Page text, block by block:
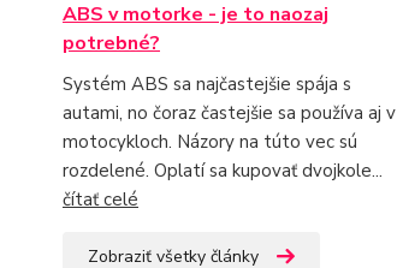
ABS v motorke - je to naozaj
potrebné?
Systém ABS sa najčastejšie spája s
autami, no čoraz častejšie sa používa aj v
motocykloch. Názory na túto vec sú
rozdelené. Oplatí sa kupovať dvojkole...
čítať celé
Zobraziť všetky články